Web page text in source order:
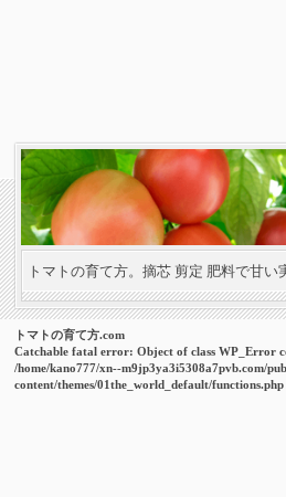
トマトの育て方。摘芯 剪定 肥料で甘い
トマトの育て方.com
Catchable fatal error: Object of class WP_Error
/home/kano777/xn--m9jp3ya3i5308a7pvb.com/
content/themes/01the_world_default/functions.php